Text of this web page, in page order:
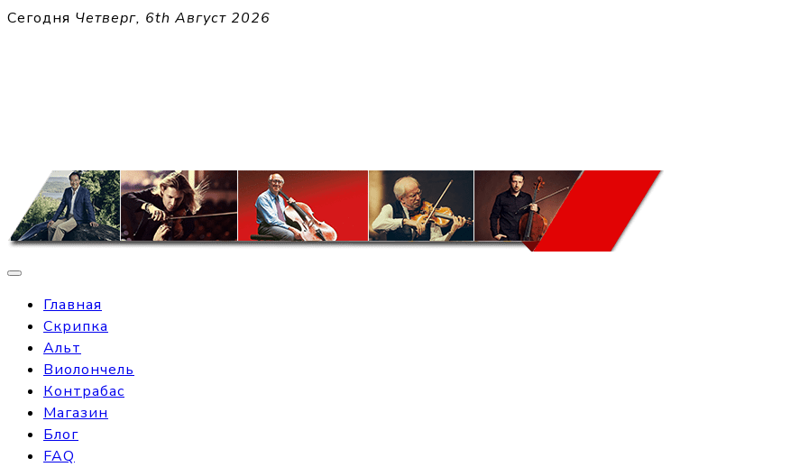
Перейти
Сегодня Четверг, 6th Август 2026
Sheet Music for Strings
Главная
Скрипка
Альт
Виолончель
Контрабас
Магазин
Блог
FAQ